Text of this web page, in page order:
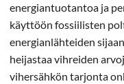
energiantuotantoa ja
käyttöön fossiilisten
energianlähteiden
heijastaa vihreiden
vihersähkön tarjonta